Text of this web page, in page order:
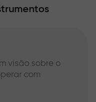
visão sobre o
com